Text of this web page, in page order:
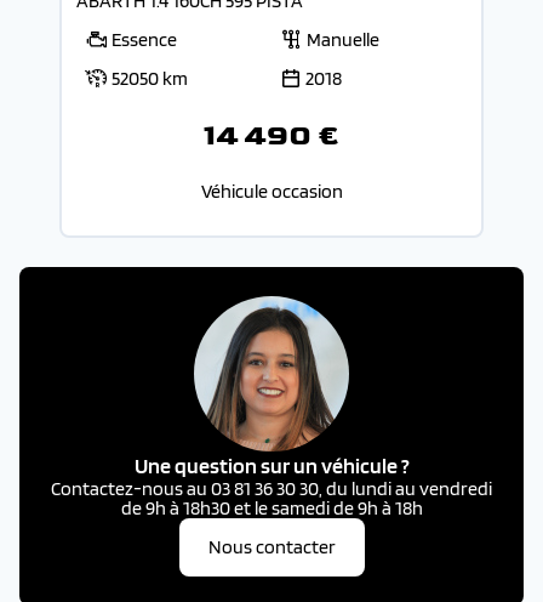
Essence
Manuelle
52050 km
2018
14 490 €
Véhicule occasion
Une question sur un véhicule ?
Contactez-nous au 03 81 36 30 30, du lundi au vendredi
de 9h à 18h30 et le samedi de 9h à 18h
Nous contacter